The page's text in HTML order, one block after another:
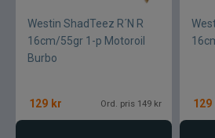
Westin ShadTeez R´N R
16cm/55gr 1-p Motoroil
Burbo
129 kr Ord. pris 149 kr 129